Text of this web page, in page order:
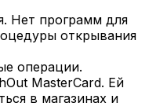
Нет программ для
открывания
операции.
MasterCard. Ей
в магазинах и